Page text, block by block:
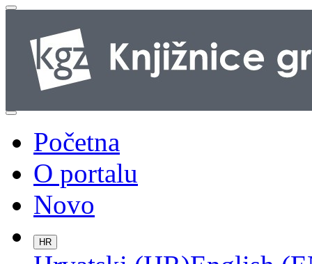
Početna
O portalu
Novo
HR